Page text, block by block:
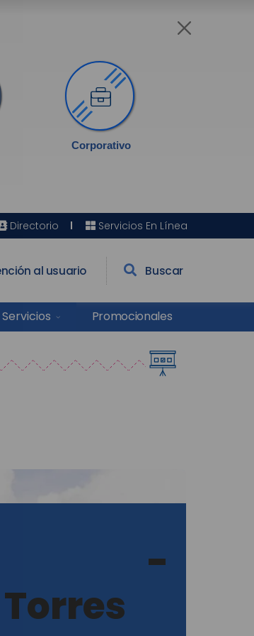
Corporativo
Directorio Servicios En Línea
al usuario Buscar
Servicios Promocionales
-